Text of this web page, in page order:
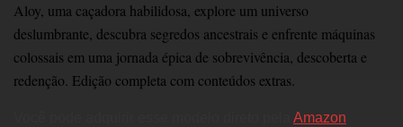
Aloy, uma caçadora habilidosa, explore um universo
deslumbrante, descubra segredos ancestrais e enfrente máquinas
colossais em uma jornada épica de sobrevivência, descoberta e
redenção. Edição completa com conteúdos extras.
Amazon